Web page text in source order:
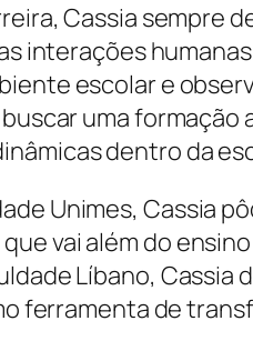
Cassia sempre
interações
escolar e
uma
dentro da
Unimes, Cassia
vai além do
Líbano,
ferramenta de